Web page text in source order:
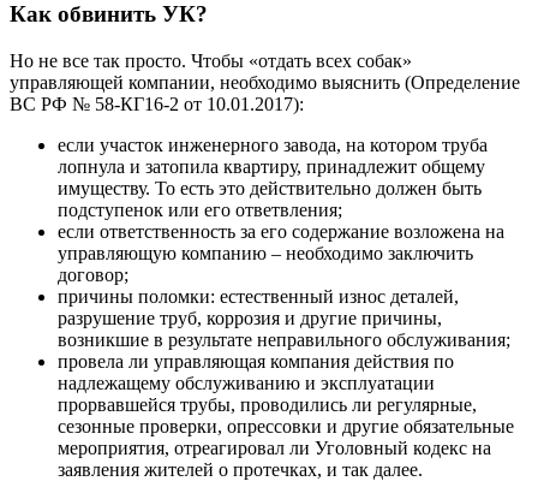
Как обвинить УК?
Но не все так просто. Чтобы «отдать всех собак»
управляющей компании, необходимо выяснить (Определение
ВС РФ № 58-КГ16-2 от 10.01.2017):
если участок инженерного завода, на котором труба
лопнула и затопила квартиру, принадлежит общему
имуществу. То есть это действительно должен быть
подступенок или его ответвления;
если ответственность за его содержание возложена на
управляющую компанию – необходимо заключить
договор;
причины поломки: естественный износ деталей,
разрушение труб, коррозия и другие причины,
возникшие в результате неправильного обслуживания;
провела ли управляющая компания действия по
надлежащему обслуживанию и эксплуатации
прорвавшейся трубы, проводились ли регулярные,
сезонные проверки, опрессовки и другие обязательные
мероприятия, отреагировал ли Уголовный кодекс на
заявления жителей о протечках, и так далее.